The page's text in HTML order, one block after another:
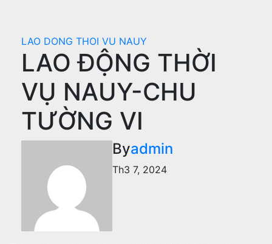
LAO DONG THOI VU NAUY
LAO ĐỘNG THỜI
VỤ NAUY-CHU
TƯỜNG VI
Byadmin
Th3 7, 2024